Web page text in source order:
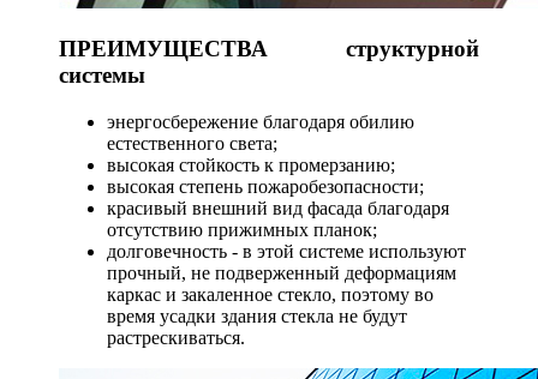
ПРЕИМУЩЕСТВА структурной
системы
энергосбережение благодаря обилию
естественного света;
высокая стойкость к промерзанию;
высокая степень пожаробезопасности;
красивый внешний вид фасада благодаря
отсутствию прижимных планок;
долговечность - в этой системе используют
прочный, не подверженный деформациям
каркас и закаленное стекло, поэтому во
время усадки здания стекла не будут
растрескиваться.